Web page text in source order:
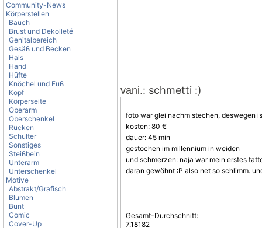
Community-News
Körperstellen
Bauch
Brust und Dekolleté
Genitalbereich
Gesäß und Becken
Hals
Hand
Hüfte
Knöchel und Fuß
Kopf
Körperseite
Oberarm
Oberschenkel
Rücken
Schulter
Sonstiges
Steißbein
Unterarm
Unterschenkel
Motive
Abstrakt/Grafisch
Blumen
Bunt
Comic
Cover-Up
vani.: schmetti :)
foto war glei nachm stechen, deswegen
kosten: 80 €
dauer: 45 min
gestochen im millennium in weiden
und schmerzen: naja war mein erstes
daran gewöhnt :P also net so schlimm.
Gesamt-Durchschnitt:
7.18182